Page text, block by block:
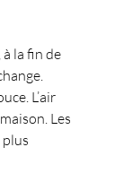
la fin de
L’air
Les